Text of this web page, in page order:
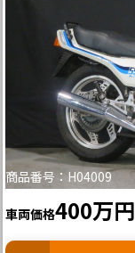
商品番号：H04009
車両価格400万円